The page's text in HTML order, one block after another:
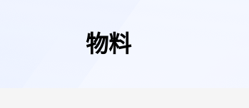
物料